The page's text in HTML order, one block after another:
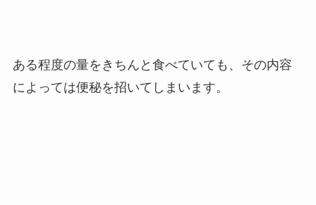
ある程度の量をきちんと食べていても、その内容
によっては便秘を招いてしまいます。